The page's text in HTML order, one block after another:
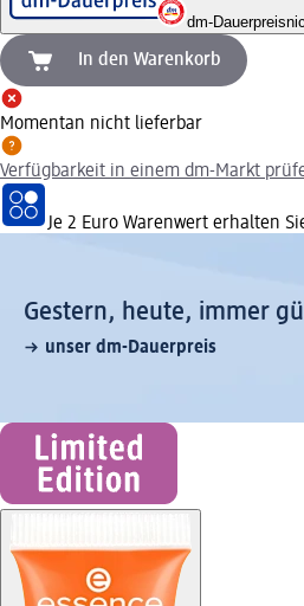
dm-Dauerpreis
In den Warenkorb
Momentan nicht lieferbar
Verfügbarkeit in einem dm-Markt
Je 2 Euro Warenwert erhalten
Gestern, heute, immer
unser dm-Dauerpreis